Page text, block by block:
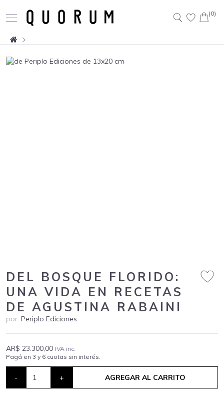
Buscar:
(0)
DEL BOSQUE FLORIDO:
UNA VIDA EN RECETAS
DE AGUSTINA RABAINI
por: Periplo Ediciones
AR$ 23.300,00 IVA inc.
Pagá en 3 y 6 cuotas sin interés.
- + AGREGAR AL CARRITO